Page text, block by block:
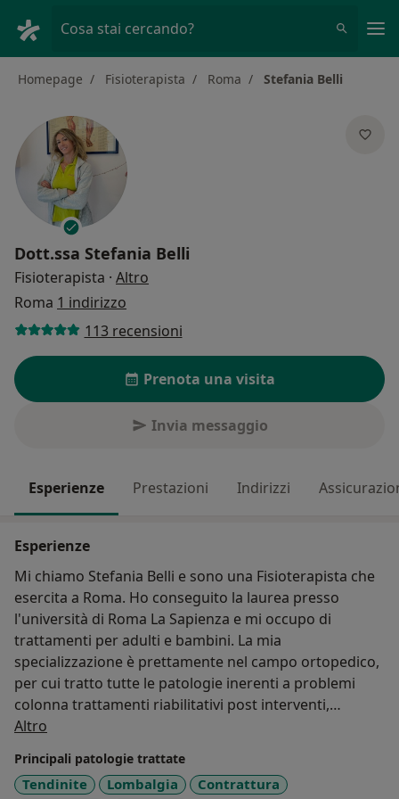
Cosa stai cercando?
Homepage Fisioterapista Roma Stefania Belli
Dott.ssa Stefania Belli
Fisioterapista · Altro
Roma 1 indirizzo
113 recensioni
Prenota una visita
Invia messaggio
Esperienze Prestazioni Indirizzi
Esperienze
Mi chiamo Stefania Belli e sono una Fisioterapista che
esercita a Roma. Ho conseguito la laurea presso
l'università di Roma La Sapienza e mi occupo di
trattamenti per adulti e bambini. La mia
specializzazione è prettamente nel campo ortopedico,
per cui tratto tutte le patologie inerenti a problemi
colonna trattamenti riabilitativi post interventi,
tendiniti, contratture, patologie articolari e mi sono
tumorale. Utilizzo ,oltre alla terapia manuale anche
apparecchi elettromedicali come la tecar, il laser, l
Altro
Principali patologie trattate
Tendinite Lombalgia
Contrattura